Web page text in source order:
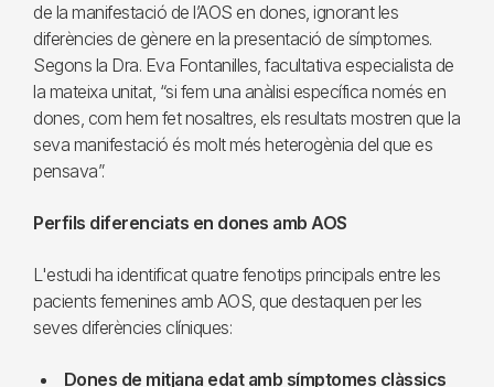
de la manifestació de l’AOS en dones, ignorant les
diferències de gènere en la presentació de símptomes.
Segons la Dra. Eva Fontanilles, facultativa especialista de
la mateixa unitat, “si fem una anàlisi específica només en
dones, com hem fet nosaltres, els resultats mostren que la
seva manifestació és molt més heterogènia del que es
pensava”.
Perfils diferenciats en dones amb AOS
L'estudi ha identificat quatre fenotips principals entre les
pacients femenines amb AOS, que destaquen per les
seves diferències clíniques:
Dones de mitjana edat amb símptomes clàssics